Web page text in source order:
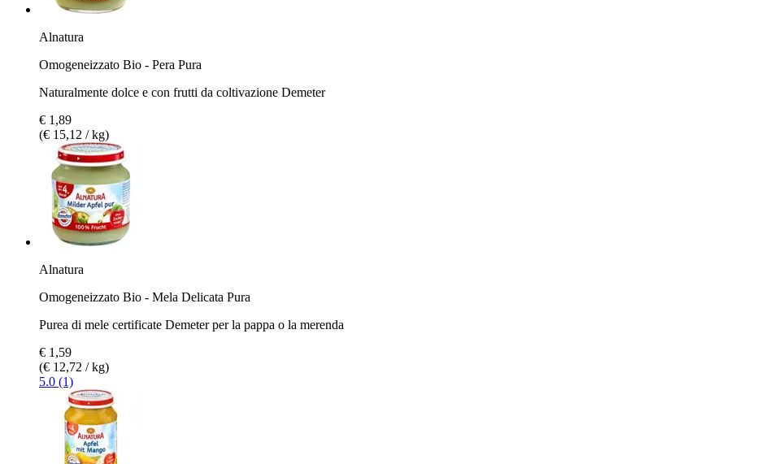
Alnatura
Omogeneizzato Bio - Pera Pura
Naturalmente dolce e con frutti da coltivazione Demeter
€ 1,89
(€ 15,12 / kg)
Alnatura
Omogeneizzato Bio - Mela Delicata Pura
Purea di mele certificate Demeter per la pappa o la merenda
€ 1,59
(€ 12,72 / kg)
5.0 (1)